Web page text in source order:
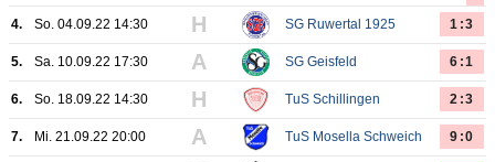
4. So. 04.09.22 14:30 H SG Ruwertal 1925 1:3
5. Sa. 10.09.22 17:30 A SG Geisfeld 6:1
6. So. 18.09.22 14:30 H TuS Schillingen 2:3
7. Mi. 21.09.22 20:00 A TuS Mosella Schweich 9:0